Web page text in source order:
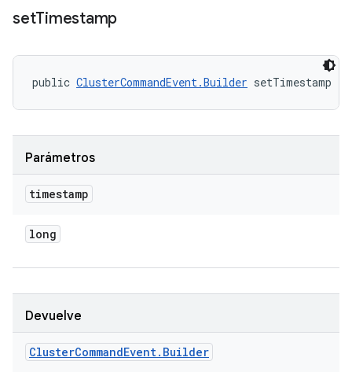
setTimestamp
public ClusterCommandEvent.Builder setTimestamp
Parámetros
timestamp
long
Devuelve
ClusterCommandEvent. Builder